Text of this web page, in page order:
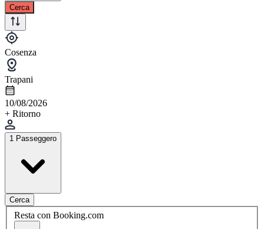
Cerca
Cosenza
Trapani
10/08/2026
+ Ritorno
1 Passeggero
Cerca
Resta con Booking.com